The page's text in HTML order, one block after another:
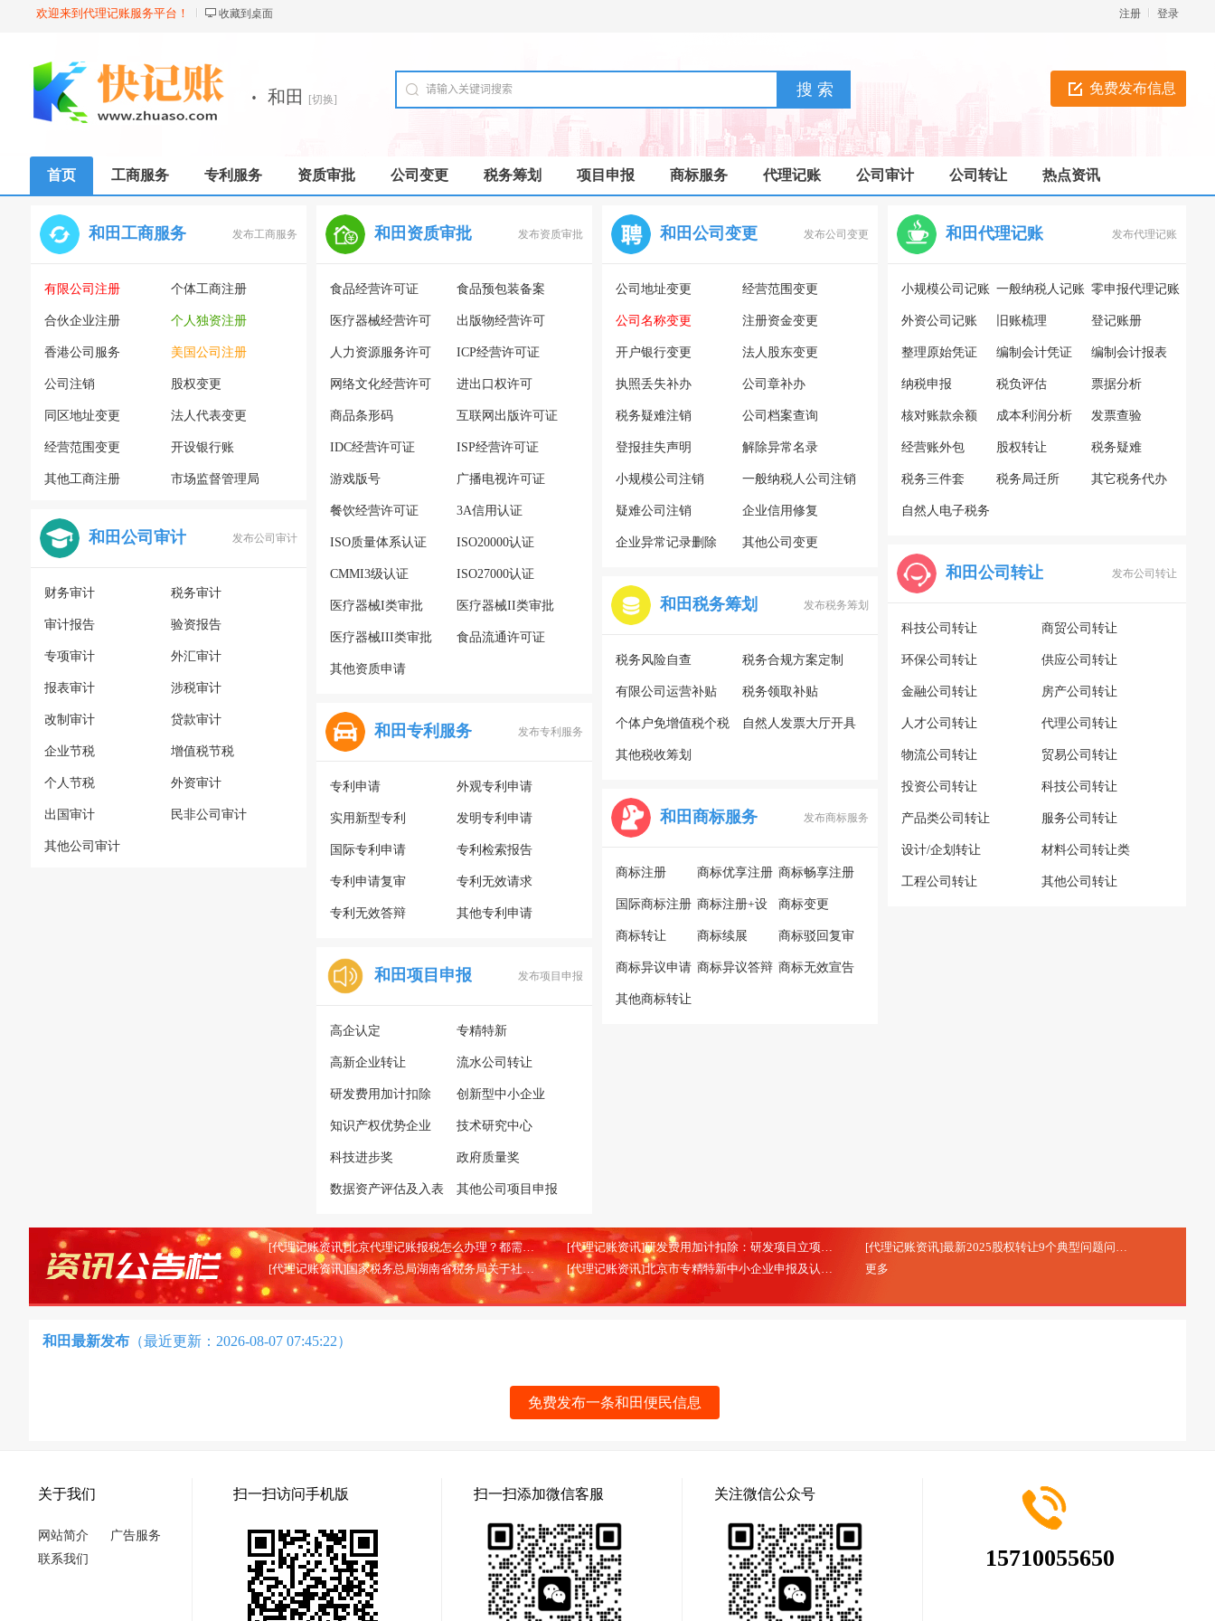
欢迎来到代理记账服务平台！ 收藏到桌面 登录
注册
免费发布信息
· 和田 [切换]
首页 工商服务 专利服务 资质审批 公司变更 税务筹划 项目申报 商标服务 代理记账 公司审计 公司转让 热点资讯
和田工商服务 发布工商服务
有限公司注册 个体工商注册
合伙企业注册 个人独资注册
香港公司服务 美国公司注册
公司注销 股权变更
同区地址变更 法人代表变更
经营范围变更 开设银行账
其他工商注册 市场监督管理局
和田公司审计 发布公司审计
财务审计 税务审计
审计报告 验资报告
专项审计 外汇审计
报表审计 涉税审计
改制审计 贷款审计
企业节税 增值税节税
个人节税 外资审计
出国审计 民非公司审计
其他公司审计
和田资质审批 发布资质审批
食品经营许可证 食品预包装备案
医疗器械经营许可 出版物经营许可
人力资源服务许可 ICP经营许可证
网络文化经营许可 进出口权许可
商品条形码 互联网出版许可证
IDC经营许可证 ISP经营许可证
游戏版号 广播电视许可证
餐饮经营许可证 3A信用认证
ISO质量体系认证 ISO20000认证
CMMI3级认证 ISO27000认证
医疗器械I类审批 医疗器械II类审批
医疗器械III类审批 食品流通许可证
其他资质申请
和田专利服务 发布专利服务
专利申请 外观专利申请
实用新型专利 发明专利申请
国际专利申请 专利检索报告
专利申请复审 专利无效请求
专利无效答辩 其他专利申请
和田项目申报 发布项目申报
高企认定 专精特新
高新企业转让 流水公司转让
研发费用加计扣除 创新型中小企业
知识产权优势企业 技术研究中心
科技进步奖 政府质量奖
数据资产评估及入表 其他公司项目申报
和田公司变更 发布公司变更
公司地址变更 经营范围变更
公司名称变更 注册资金变更
开户银行变更 法人股东变更
执照丢失补办 公司章补办
税务疑难注销 公司档案查询
登报挂失声明 解除异常名录
小规模公司注销 一般纳税人公司注销
疑难公司注销 企业信用修复
企业异常记录删除 其他公司变更
和田税务筹划 发布税务筹划
税务风险自查 税务合规方案定制
有限公司运营补贴 税务领取补贴
个体户免增值税个税 自然人发票大厅开具
其他税收筹划
和田商标服务 发布商标服务
商标注册 商标优享注册 商标畅享注册
国际商标注册 商标注册+设
计
商标变更
商标转让 商标续展 商标驳回复审
商标异议申请 商标异议答辩 商标无效宣告
其他商标转让
和田代理记账 发布代理记账
小规模公司记账 一般纳税人记账 零申报代理记账
外资公司记账 旧账梳理 登记账册
整理原始凭证 编制会计凭证 编制会计报表
纳税申报 税负评估 票据分析
核对账款余额 成本利润分析 发票查验
经营账外包 股权转让 税务疑难
税务三件套 税务局迁所 其它税务代办
自然人电子税务
和田公司转让 发布公司转让
科技公司转让 商贸公司转让
环保公司转让 供应公司转让
金融公司转让 房产公司转让
人才公司转让 代理公司转让
物流公司转让 贸易公司转让
投资公司转让 科技公司转让
产品类公司转让 服务公司转让
设计/企划转让 材料公司转让类
工程公司转让 其他公司转让
[代理记账资讯]北京代理记账报税怎么办理？都需要哪些材料？ (2026-02-13) [代理记账资讯]研发费用加计扣除：研发项目立项的注意事项 (2025-10-20) [代理记账资讯]最新2025股权转让9个典型问题问答
[代理记账资讯]国家税务总局湖南省税务局关于社会保险费信息系统停机的通告 (2025-08-28) [代理记账资讯]北京市专精特新中小企业申报及认定 (2025-08-28)
更多
和田最新发布 （最近更新：2026-08-07 07:45:22）
免费发布一条和田便民信息
关于我们
网站简介
广告服务
联系我们
扫一扫访问手机版 扫一扫添加微信客服 关注微信公众号
15710055650